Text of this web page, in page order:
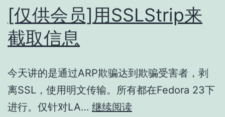
[仅供会员]用SSLStrip来
截取信息
今天讲的是通过ARP欺骗达到欺骗受害者，剥
离SSL，使用明文传输。所有都在Fedora 23下
进行。仅针对LA… 继续阅读